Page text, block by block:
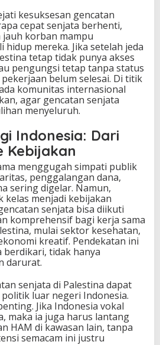
kesuksesan gencatan
cepat senjata berhenti,
korban mampu
hidup mereka. Jika setelah jeda
tetap tidak punya akses
pengungsi tetap tanpa status
belum selesai. Di titik
komunitas internasional
agar gencatan senjata
menyeluruh.
Indonesia: Dari
Kebijakan
menggugah simpati publik
penggalangan dana,
sering digelar. Namun,
kelas menjadi kebijakan
senjata bisa diikuti
komprehensif bagi kerja sama
mulai sektor kesehatan,
kreatif. Pendekatan ini
berdikari, tidak hanya
darurat.
senjata di Palestina dapat
luar negeri Indonesia.
Jika Indonesia vokal
maka ia juga harus lantang
HAM di kawasan lain, tanpa
semacam ini justru